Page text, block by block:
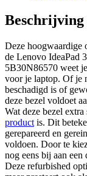
Beschrijving
Deze hoogwaardige
de Lenovo IdeaPad
5B30N86570 weet
voor je laptop. Of je
beschadigd is of
deze bezel voldoet
Wat deze bezel
product is. Dit
gerepareerd en
voldoen. Door te
nog eens bij aan een
Deze refurbished